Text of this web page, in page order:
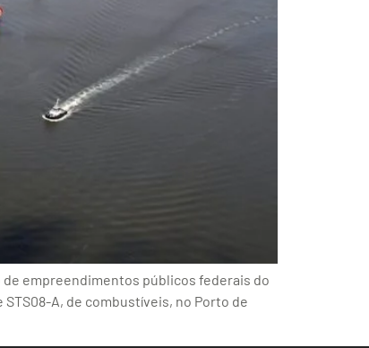
de empreendimentos públicos federais do
A, de combustíveis, no Porto de